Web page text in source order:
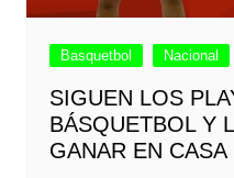
Basquetbol Nacional
SIGUEN LOS
BÁSQUETBOL Y
GANAR EN CASA